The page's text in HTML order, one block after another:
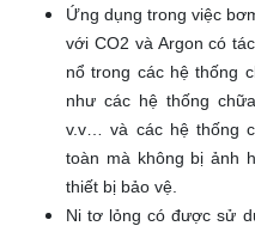
Ứng dụng trong việc
với CO2 và Argon có
nổ trong các hệ thống
như các hệ thống
v.v… và các hệ thống
toàn mà không bị ảnh
thiết bị bảo vệ.
Ni tơ lỏng có được sử